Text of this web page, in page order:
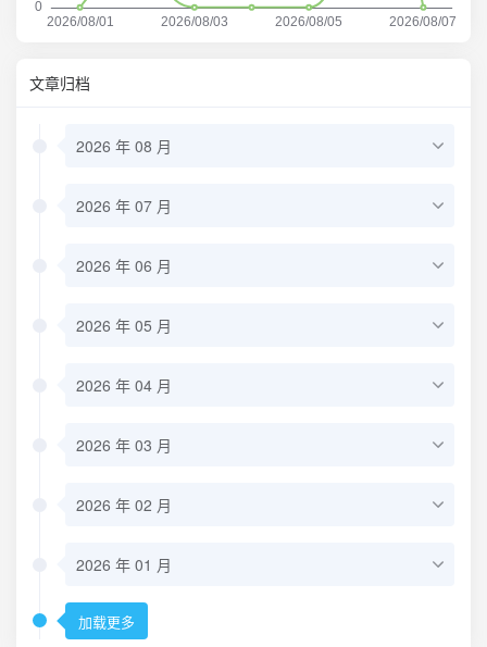
文章归档
2026 年 08 月
2026 年 07 月
2026 年 06 月
2026 年 05 月
2026 年 04 月
2026 年 03 月
2026 年 02 月
2026 年 01 月
加载更多